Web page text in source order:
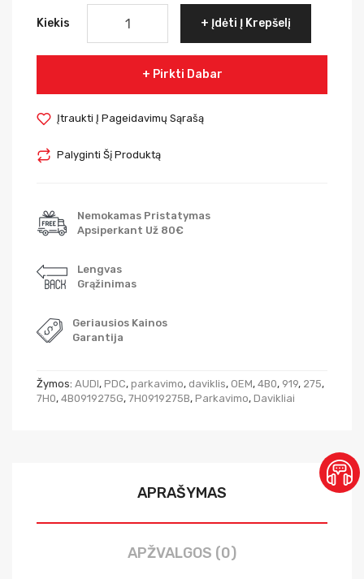
Kiekis Įdėti Į Krepšelį
Pirkti Dabar
Įtraukti Į Pageidavimų Sąrašą
Palyginti Šį Produktą
Nemokamas Pristatymas
Apsiperkant Už 80€
Lengvas
Grąžinimas
Geriausios Kainos
Garantija
Žymos: AUDI, PDC, parkavimo, daviklis, OEM, 4B0, 919, 275,
7H0, 4B0919275G, 7H0919275B, Parkavimo, Davikliai
APRAŠYMAS
APŽVALGOS (0)